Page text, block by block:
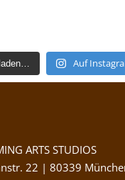
Auf
ARTS STUDIOS
22 | 80339